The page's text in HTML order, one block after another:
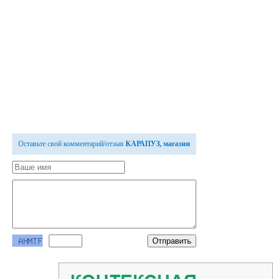
Оставьте свой комментарий/отзыв КАРАПУЗ, магазин